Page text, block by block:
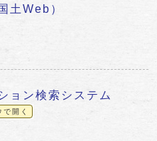
土Web）
ョン検索システム
で開く